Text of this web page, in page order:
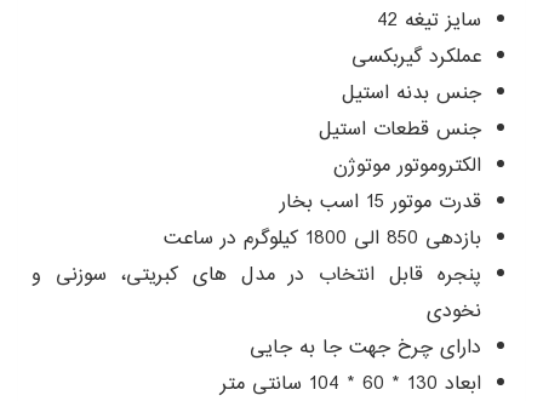
سایز تیغه 42
عملکرد گیربکسی
جنس بدنه استیل
جنس قطعات استیل
الکتروموتور موتوژن
قدرت موتور 15 اسب بخار
بازدهی 850 الی 1800 کیلوگرم در ساعت
پنجره قابل انتخاب در مدل های کبریتی، سوزنی و
نخودی
دارای چرخ جهت جا به جایی
ابعاد 130 * 60 * 104 سانتی متر